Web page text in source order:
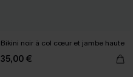
Bikini noir à col cœur et jambe haute
35,00 €